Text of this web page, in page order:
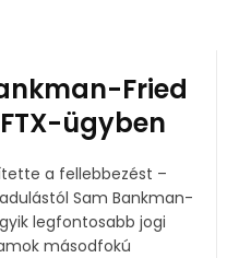
Fried
ügyben
a fellebbezést –
Bankman-
legfontosabb jogi
másodfokú